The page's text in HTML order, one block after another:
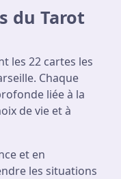
du Tarot
les 22 cartes les
Chaque
liée à la
de vie et à
et en
les situations